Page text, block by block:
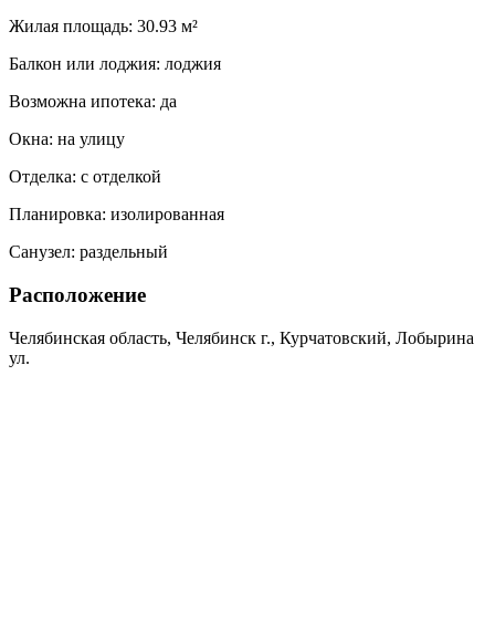
Жилая площадь: 30.93 м²
Балкон или лоджия: лоджия
Возможна ипотека: да
Окна: на улицу
Отделка: с отделкой
Планировка: изолированная
Санузел: раздельный
Расположение
Челябинская область, Челябинск г., Курчатовский, Лобырина
ул.